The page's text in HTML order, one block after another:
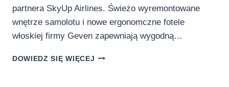
partnera SkyUp Airlines. Świeżo wyremontowane
wnętrze samolotu i nowe ergonomczne fotele
włoskiej firmy Geven zapewniają wygodną…
DOWIEDZ SIĘ WIĘCEJ JOIN